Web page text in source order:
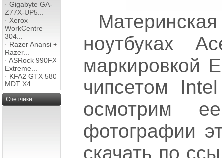
· Gigabyte GA-
Z77X-UP5...
· Xerox
WorkCentre
304...
· Razer Anansi +
Razer...
· ASRock 990FX
Extreme...
· KFA2 GTX 580
MDT X4 ...
Счетчики
ноутбуках
маркировкой
чипсетом
осмотрим
фотографии
скачать по